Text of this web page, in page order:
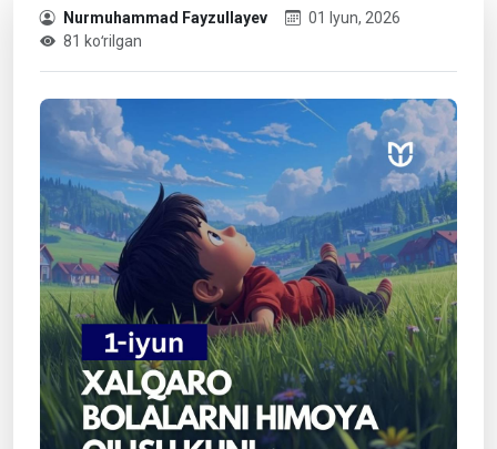
Nurmuhammad Fayzullayev
01 Iyun, 2026
81 koʻrilgan